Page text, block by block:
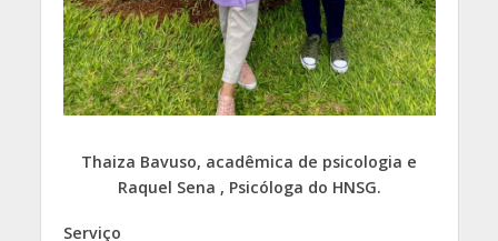
Thaiza Bavuso, acadêmica de psicologia e
Raquel Sena , Psicóloga do HNSG.
Serviço